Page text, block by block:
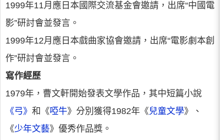
1999年11月應日本國際交流基金會邀請，出席“中國電
影”研討會並發言。
1999年12月應日本戲曲家協會邀請，出席“電影劇本創
作”研討會並發言。
寫作經歷
1979年，曹文軒開始發表文學作品，其中短篇小說
《弓》 和《啞牛》分別獲得1982年《兒童文學》、
《少年文藝》優秀作品獎。